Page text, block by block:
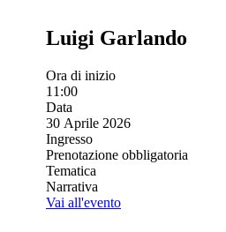
Luigi Garlando
Ora di inizio
11:00
Data
30 Aprile 2026
Ingresso
Prenotazione obbligatoria
Tematica
Narrativa
Vai all'evento